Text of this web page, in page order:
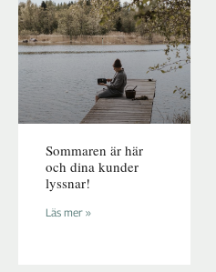
Sommaren är här
och dina kunder
lyssnar!
Läs mer »